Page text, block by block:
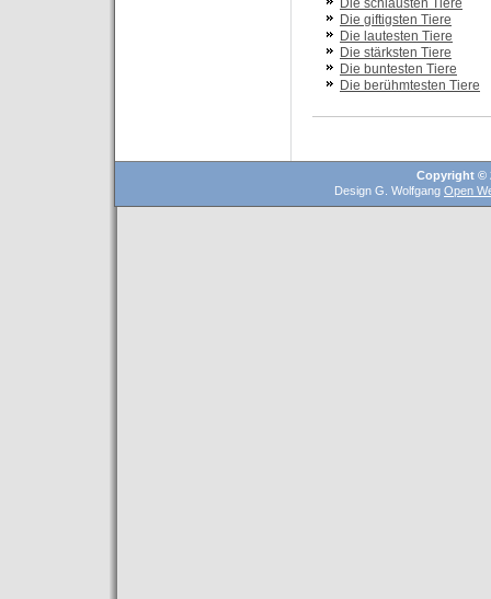
Die schlausten Tiere
Die giftigsten Tiere
Die lautesten Tiere
Die stärksten Tiere
Die buntesten Tiere
Die berühmtesten Tiere
Copyright ©
Design G. Wolfgang Open